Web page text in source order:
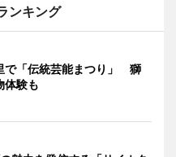
ンキング
で「伝統芸能まつり」 獅
体験も